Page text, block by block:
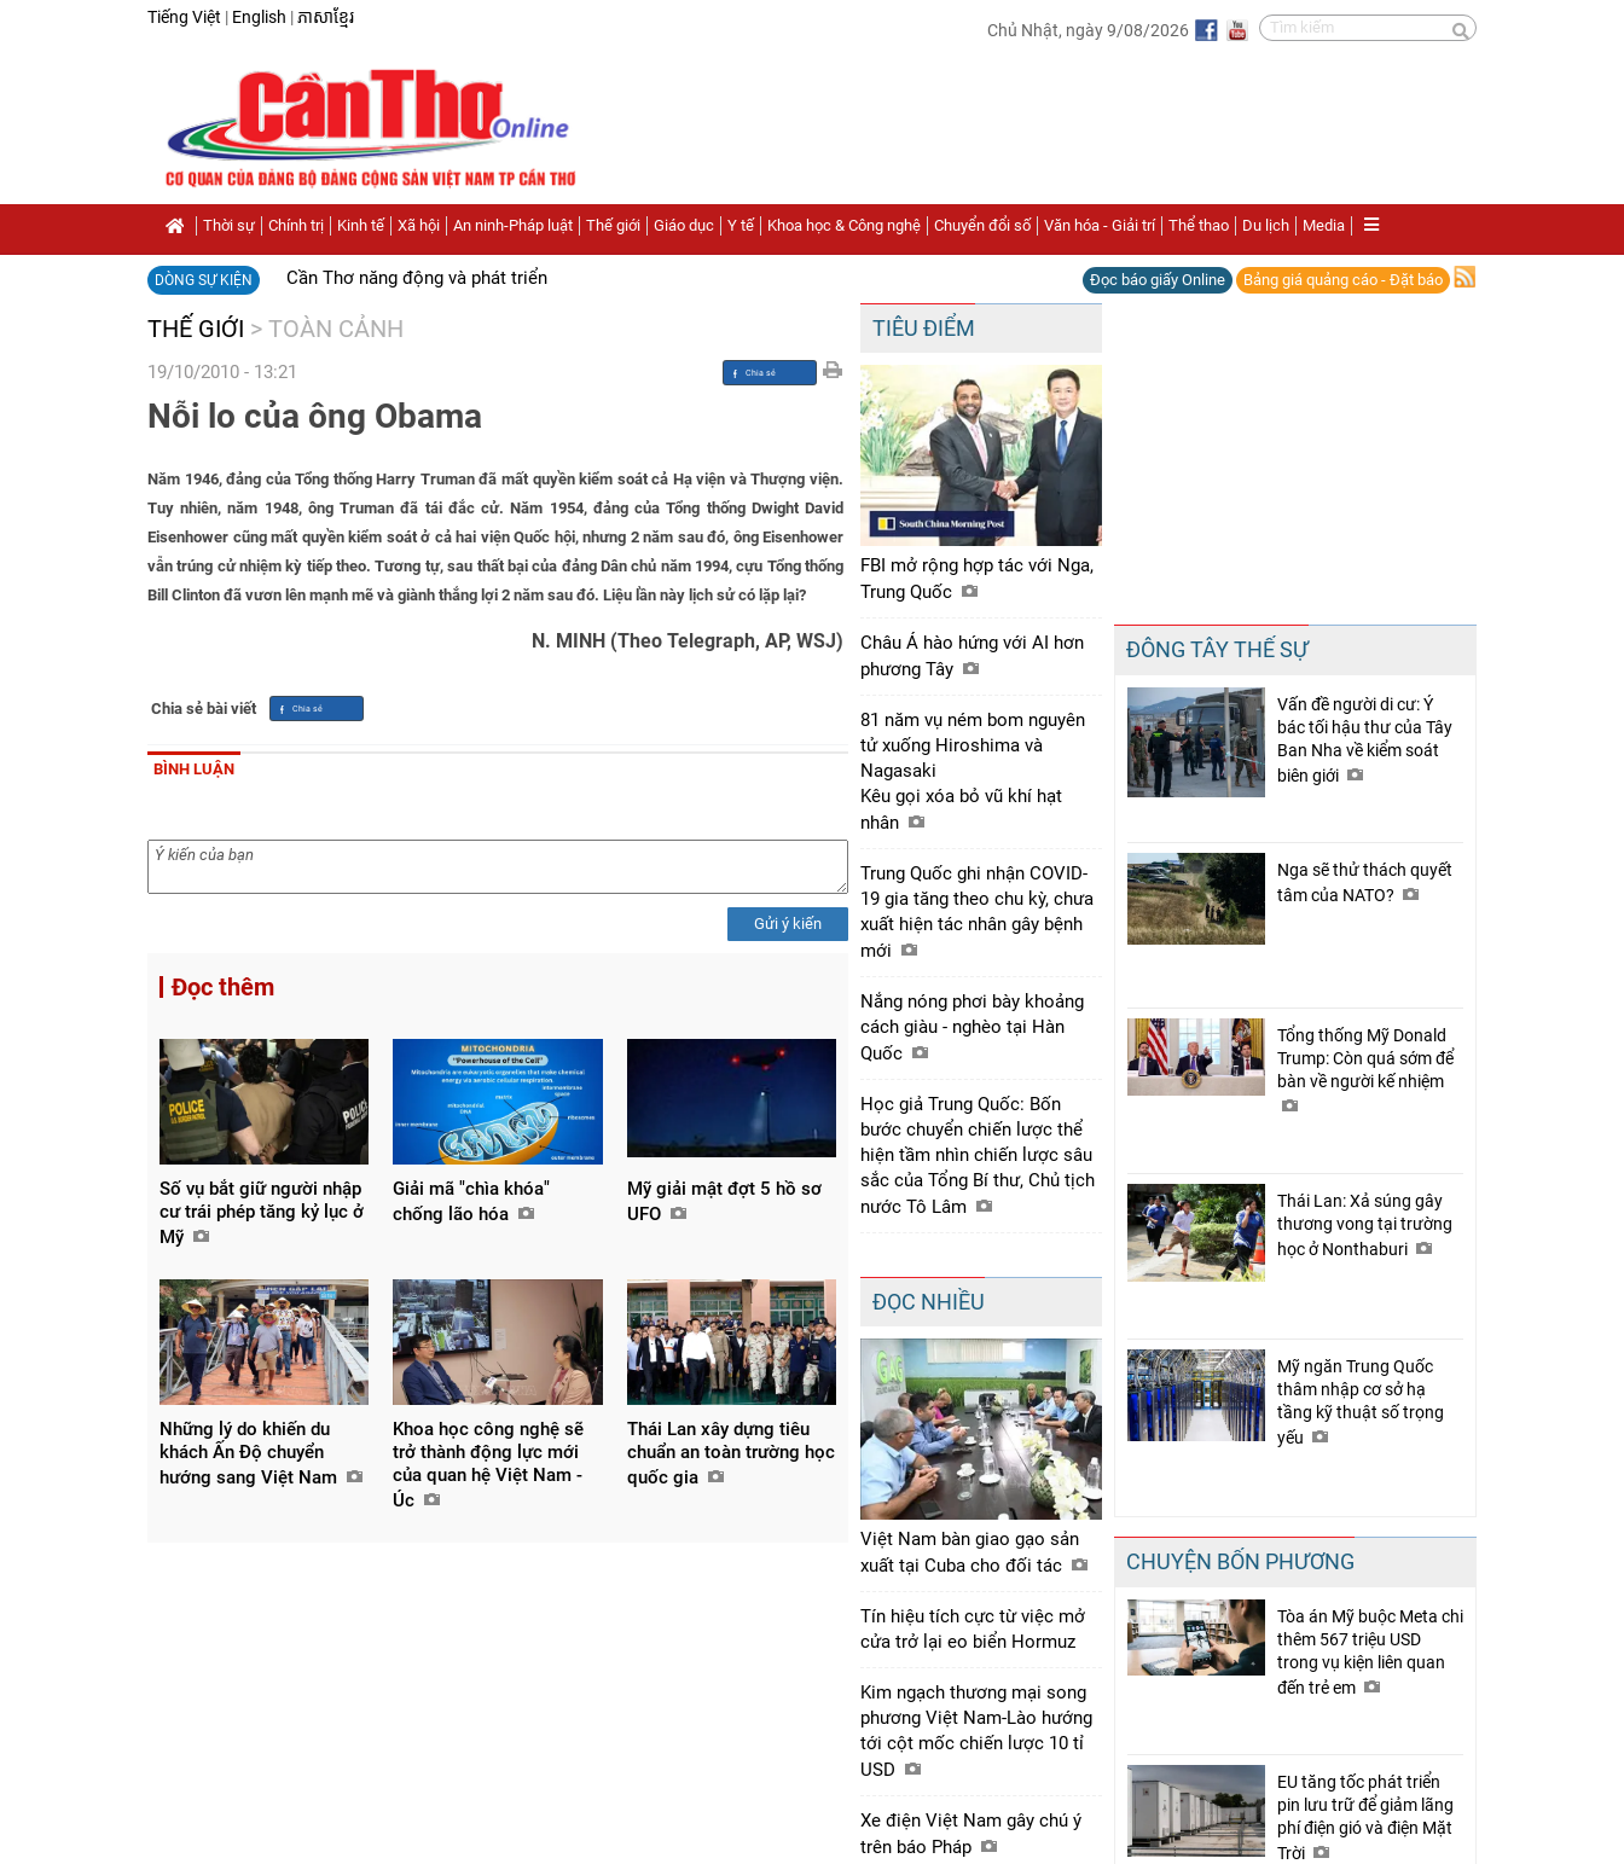
Tiếng Việt | English | ភាសាខ្មែរ
Chủ Nhật, ngày 9/08/2026
Thời sự Chính trị Kinh tế Xã hội An ninh-Pháp luật Thế giới Giáo dục Y tế Khoa học & Công nghệ Chuyển đổi số Văn hóa - Giải trí Thể thao Du lịch Media
DÒNG SỰ KIỆN Cần Thơ năng động và phát triển Đọc báo giấy Online Bảng giá quảng cáo - Đặt báo
THẾ GIỚI > TOÀN CẢNH
19/10/2010 - 13:21
Chia sẻ
Facebook
Nỗi lo của ông Obama
Năm 1946, đảng của Tổng thống Harry Truman đã mất quyền kiểm soát cả Hạ viện và Thượng viện.
Tuy nhiên, năm 1948, ông Truman đã tái đắc cử. Năm 1954, đảng của Tổng thống Dwight David
Eisenhower cũng mất quyền kiểm soát ở cả hai viện Quốc hội, nhưng 2 năm sau đó, ông Eisenhower
vẫn trúng cử nhiệm kỳ tiếp theo. Tương tự, sau thất bại của đảng Dân chủ năm 1994, cựu Tổng thống
Bill Clinton đã vươn lên mạnh mẽ và giành thắng lợi 2 năm sau đó. Liệu lần này lịch sử có lặp lại?
N. MINH (Theo Telegraph, AP, WSJ)
Chia sẻ bài viết
Chia sẻ
Facebook
BÌNH LUẬN
Gửi ý kiến
Đọc thêm
Số vụ bắt giữ người nhập
cư trái phép tăng kỷ lục ở
Mỹ
Giải mã "chìa khóa"
chống lão hóa
Mỹ giải mật đợt 5 hồ sơ
UFO
Những lý do khiến du
khách Ấn Độ chuyển
hướng sang Việt Nam
Khoa học công nghệ sẽ
trở thành động lực mới
của quan hệ Việt Nam -
Úc
Thái Lan xây dựng tiêu
chuẩn an toàn trường học
quốc gia
TIÊU ĐIỂM
FBI mở rộng hợp tác với Nga,
Trung Quốc
Châu Á hào hứng với AI hơn
phương Tây
81 năm vụ ném bom nguyên
tử xuống Hiroshima và
Nagasaki
Kêu gọi xóa bỏ vũ khí hạt
nhân
Trung Quốc ghi nhận COVID-
19 gia tăng theo chu kỳ, chưa
xuất hiện tác nhân gây bệnh
mới
Nắng nóng phơi bày khoảng
cách giàu - nghèo tại Hàn
Quốc
Học giả Trung Quốc: Bốn
bước chuyển chiến lược thể
hiện tầm nhìn chiến lược sâu
sắc của Tổng Bí thư, Chủ tịch
nước Tô Lâm
ĐỌC NHIỀU
Việt Nam bàn giao gạo sản
xuất tại Cuba cho đối tác
Tín hiệu tích cực từ việc mở
cửa trở lại eo biển Hormuz
Kim ngạch thương mại song
phương Việt Nam-Lào hướng
tới cột mốc chiến lược 10 tỉ
USD
Xe điện Việt Nam gây chú ý
trên báo Pháp
ĐÔNG TÂY THẾ SỰ
Vấn đề người di cư: Ý
bác tối hậu thư của Tây
Ban Nha về kiểm soát
biên giới
Nga sẽ thử thách quyết
tâm của NATO?
Tổng thống Mỹ Donald
Trump: Còn quá sớm để
bàn về người kế nhiệm
Thái Lan: Xả súng gây
thương vong tại trường
học ở Nonthaburi
Mỹ ngăn Trung Quốc
thâm nhập cơ sở hạ
tầng kỹ thuật số trọng
yếu
CHUYỆN BỐN PHƯƠNG
Tòa án Mỹ buộc Meta chi
thêm 567 triệu USD
trong vụ kiện liên quan
đến trẻ em
EU tăng tốc phát triển
pin lưu trữ để giảm lãng
phí điện gió và điện Mặt
Trời